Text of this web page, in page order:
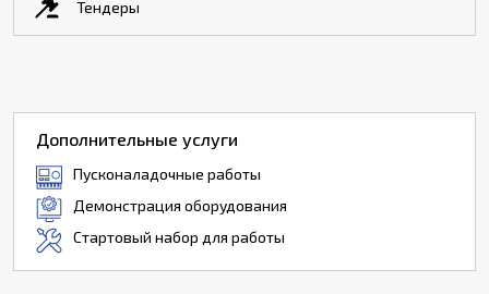
Тендеры
Дополнительные услуги
Пусконаладочные работы
Демонстрация оборудования
Стартовый набор для работы